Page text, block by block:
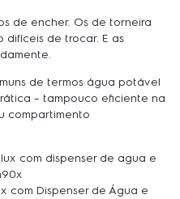
de encher. Os de torneira
difíceis de trocar. E as
de termos água potável
– tampouco eficiente na
compartimento
com Dispenser de Água e